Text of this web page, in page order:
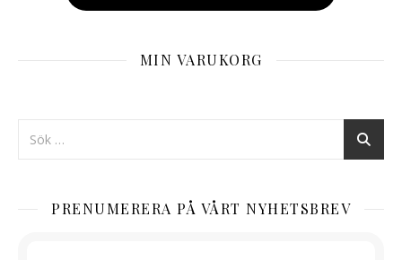
MIN VARUKORG
PRENUMERERA PÅ VÅRT NYHETSBREV